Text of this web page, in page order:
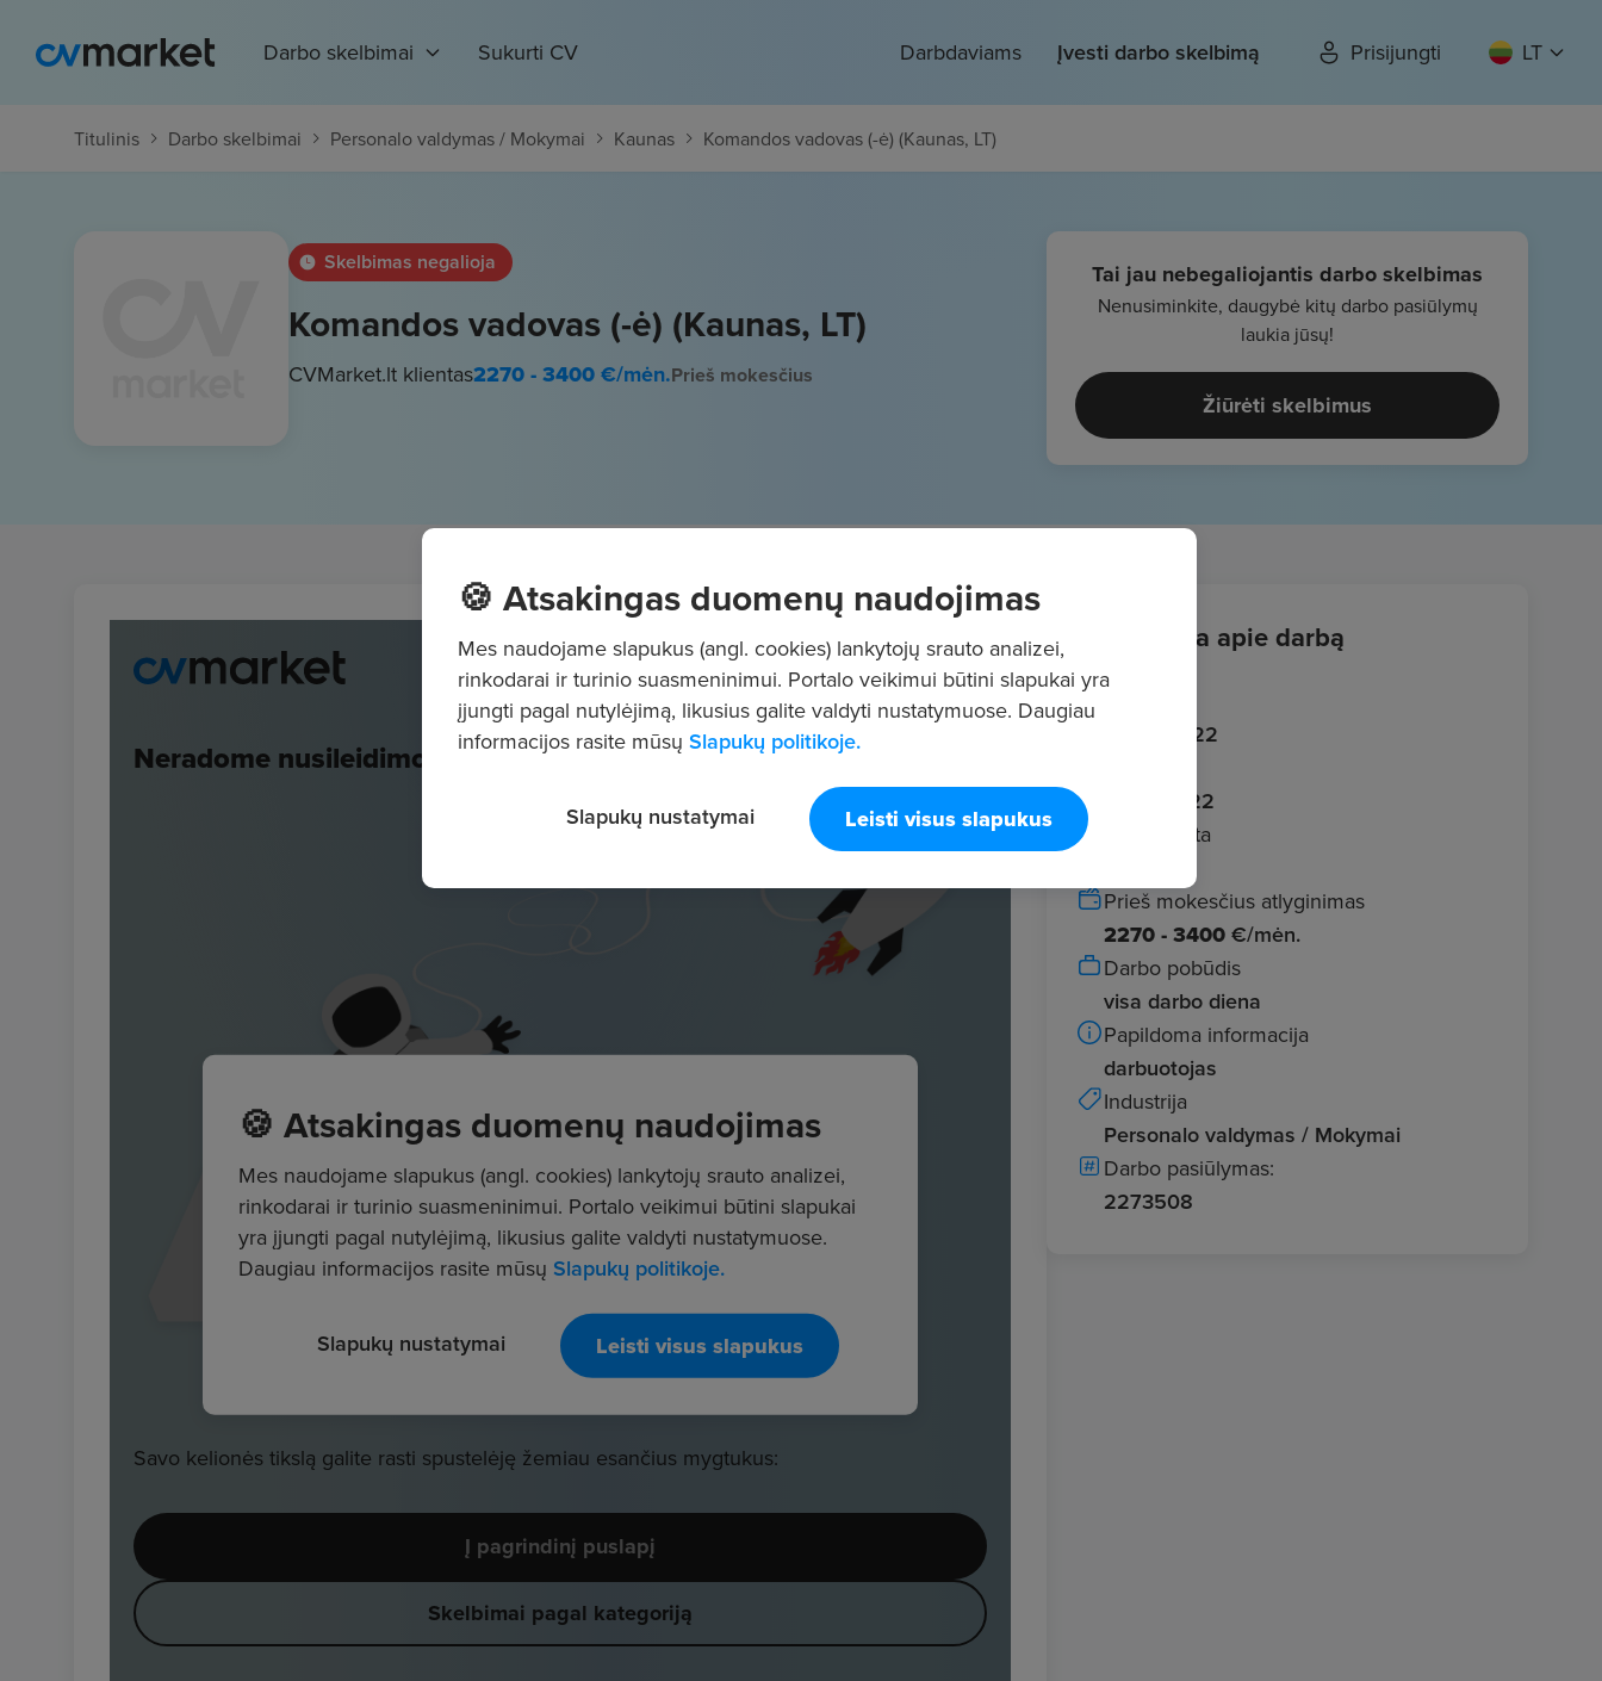
Darbo skelbimai Sukurti CV Darbdaviams Įvesti darbo skelbimą Prisijungti LT
Titulinis Darbo skelbimai Personalo valdymas / Mokymai Kaunas Komandos vadovas (-ė) (Kaunas, LT)
Skelbimas negalioja
Komandos vadovas (-ė) (Kaunas, LT)
CVMarket.lt klientas2270 - 3400€/mėn.Prieš mokesčius
Tai jau nebegaliojantis darbo skelbimas
Nenusiminkite, daugybė kitų darbo pasiūlymų
laukia jūsų!
Žiūrėti skelbimus
Informacija apie darbą
2026.06.22
2026.07.22
Darbo vieta
Prieš mokesčius atlyginimas
2270 - 3400 €/mėn.
Darbo pobūdis
visa darbo diena
Papildoma informacija
darbuotojas
Industrija
Personalo valdymas / Mokymai
Darbo pasiūlymas:
2273508
🍪 Atsakingas duomenų naudojimas
Mes naudojame slapukus (angl. cookies) lankytojų srauto analizei,
rinkodarai ir turinio suasmeninimui. Portalo veikimui būtini slapukai yra
įjungti pagal nutylėjimą, likusius galite valdyti nustatymuose. Daugiau
informacijos rasite mūsų Slapukų politikoje.
Leisti visus slapukus
Slapukų nustatymai